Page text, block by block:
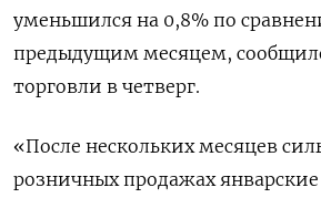
уменьшился на 0,8% по
предыдущим месяцем,
торговли в четверг.
«После нескольких месяцев
розничных продажах